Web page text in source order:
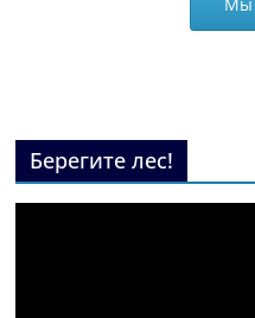
Мы
Берегите лес!